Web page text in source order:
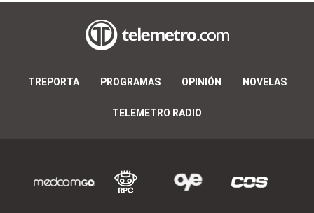
TREPORTA PROGRAMAS OPINIÓN NOVELAS
TELEMETRO RADIO